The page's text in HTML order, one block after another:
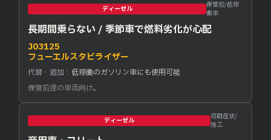
ディーゼル
保管前/低稼
働車
長期間乗らない / 季節車で燃料劣化が心配
J03125
フューエルスタビライザー
代替・追加：低稼働のガソリン車にも使用可能
保管前提の車両向け。
ディーゼル
初期症状/
施工